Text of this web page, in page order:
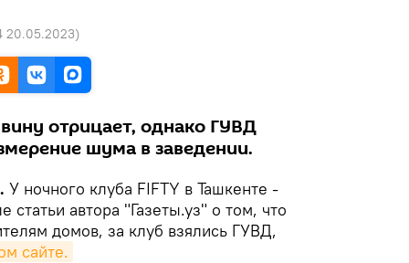
20.05.2023)
отрицает, однако ГУВД
шума в заведении.
У ночного клуба FIFTY в Ташкенте -
автора "Газеты.уз" о том, что
домов, за клуб взялись ГУВД,
сайте.